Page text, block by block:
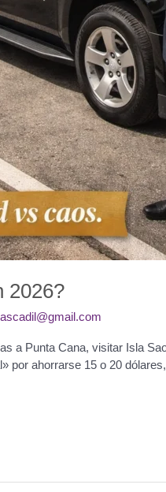
2026?
a Punta Cana, visitar Isla
por ahorrarse 15 o 20 dólares,